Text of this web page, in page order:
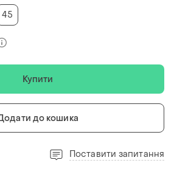
45
Купити
до кошика
Поставити запитання